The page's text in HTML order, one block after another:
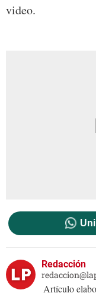
video.
Redacción
Artículo